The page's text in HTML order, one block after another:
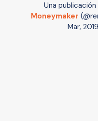
Una
Moneymaker
Mar,